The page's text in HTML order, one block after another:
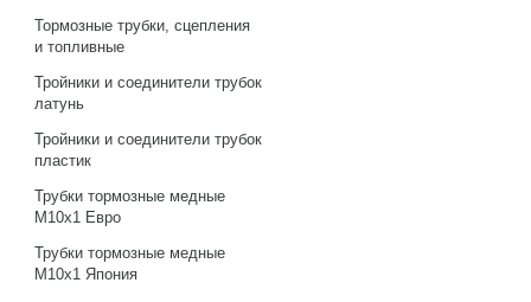
Тормозные трубки, сцепления
и топливные
Тройники и соединители трубок
латунь
Тройники и соединители трубок
пластик
Трубки тормозные медные
М10х1 Евро
Трубки тормозные медные
М10х1 Япония